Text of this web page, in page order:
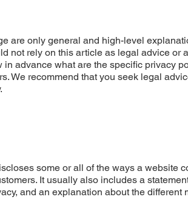
are only general and high-level
not rely on this article as legal advice or
advance what are the specific privacy
We recommend that you seek legal
some or all of the ways a website
It usually also includes a
and an explanation about the